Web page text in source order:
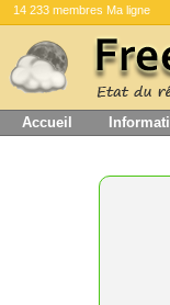
14 233 membres Ma ligne
Accueil